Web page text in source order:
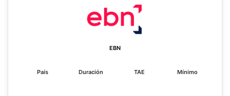
EBN
País Duración TAE Mínimo